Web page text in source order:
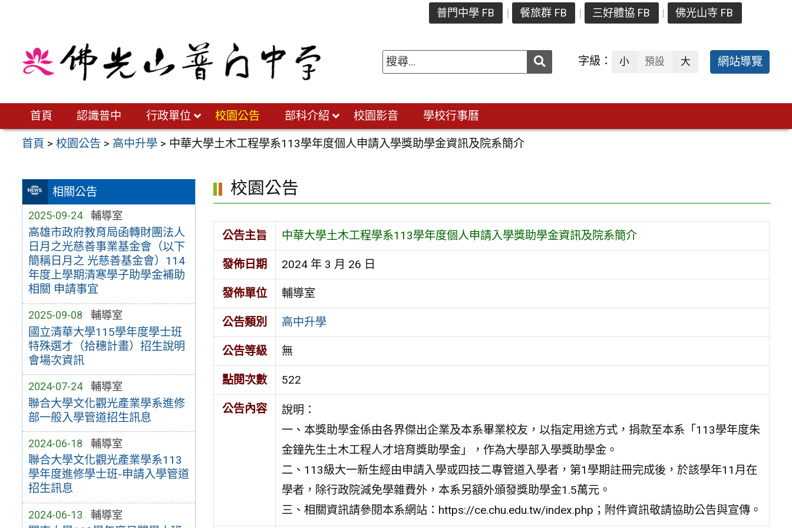
普門中學 FB 餐旅群 FB 三好體協 FB 佛光山寺 FB
送出 字級： 小 預設 大 網站導覽
首頁 認識普中 行政單位 校園公告 部科介紹 校園影音 學校行事曆
首頁 >校園公告 > 高中升學 > 中華大學土木工程學系113學年度個人申請入學獎助學金資訊及院系簡介
相關公告
2025-09-24 輔導室
高雄市政府教育局函轉財團法人
日月之光慈善事業基金會（以下
簡稱日月之 光慈善基金會）114
年度上學期清寒學子助學金補助
相關 申請事宜
2025-09-08 輔導室
國立清華大學115學年度學士班
特殊選才（拾穗計畫）招生說明
會場次資訊
2024-07-24 輔導室
聯合大學文化觀光產業學系進修
部一般入學管道招生訊息
2024-06-18 輔導室
聯合大學文化觀光產業學系113
學年度進修學士班-申請入學管道
招生訊息
2024-06-13 輔導室
校園公告
公告主旨 中華大學土木工程學系113學年度個人申請入學獎助學金資訊及院系簡介
發佈日期 2024 年 3 月 26 日
發佈單位 輔導室
公告類別 高中升學
公告等級 無
點閱次數 522
公告內容
說明：
一、本獎助學金係由各界傑出企業及本系畢業校友，以指定用途方式，捐款至本系「113學年度朱
金鐘先生土木工程人才培育獎助學金」，作為大學部入學獎助學金。
二、113級大一新生經由申請入學或四技二專管道入學者，第1學期註冊完成後，於該學年11月在
學者，除行政院減免學雜費外，本系另額外頒發獎助學金1.5萬元。
三、相關資訊請參閱本系網站：https://ce.chu.edu.tw/index.php；附件資訊敬請協助公告與宣傳。